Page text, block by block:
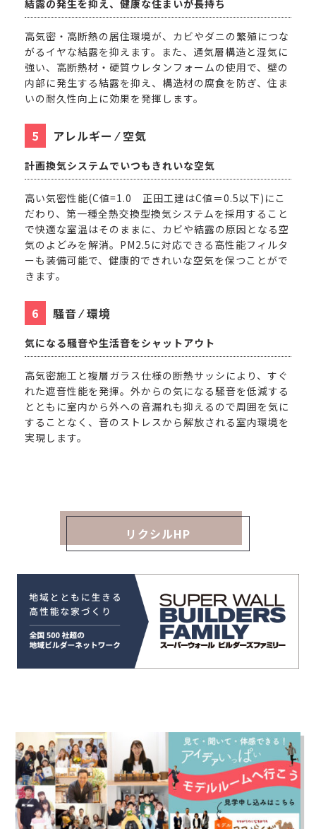
結露の発生を抑え、健康な住まいが長持ち
高気密・高断熱の居住環境が、カビやダニの繁殖につな
がるイヤな結露を抑えます。また、通気層構造と湿気に
強い、高断熱材・硬質ウレタンフォームの使用で、壁の
内部に発生する結露を抑え、構造材の腐食を防ぎ、住ま
いの耐久性向上に効果を発揮します。
アレルギー ⁄ 空気
計画換気システムでいつもきれいな空気
高い気密性能(C値=1.0 正田工建はC値＝0.5以下)にこ
だわり、第一種全熱交換型換気システムを採用すること
で快適な室温はそのままに、カビや結露の原因となる空
気のよどみを解消。PM2.5に対応できる高性能フィルタ
ーも装備可能で、健康的できれいな空気を保つことがで
きます。
騒音 ⁄ 環境
気になる騒音や生活音をシャットアウト
高気密施工と複層ガラス仕様の断熱サッシにより、すぐ
れた遮音性能を発揮。外からの気になる騒音を低減する
とともに室内から外への音漏れも抑えるので周囲を気に
することなく、音のストレスから解放される室内環境を
実現します。
リクシルHP